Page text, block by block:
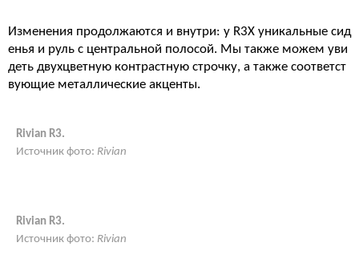
Изменения продолжаются и внутри: у R3X уникальные сид
енья и руль с центральной полосой. Мы также можем уви
деть двухцветную контрастную строчку, а также соответст
вующие металлические акценты.
Rivian R3.
Источник фото: Rivian
Rivian R3.
Источник фото: Rivian